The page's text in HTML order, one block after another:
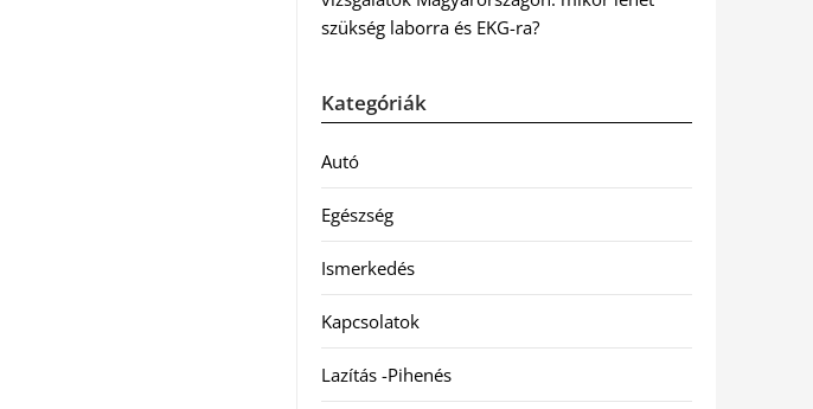
szükség laborra és EKG-ra?
Kategóriák
Autó
Egészség
Ismerkedés
Kapcsolatok
Lazítás -Pihenés